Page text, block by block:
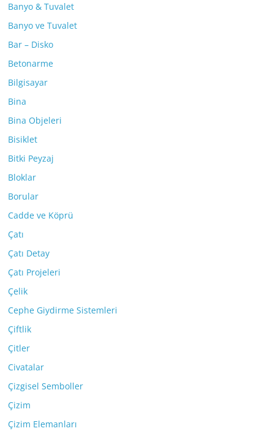
Banyo & Tuvalet
Banyo ve Tuvalet
Bar – Disko
Betonarme
Bilgisayar
Bina
Bina Objeleri
Bisiklet
Bitki Peyzaj
Bloklar
Borular
Cadde ve Köprü
Çatı
Çatı Detay
Çatı Projeleri
Çelik
Cephe Giydirme Sistemleri
Çiftlik
Çitler
Civatalar
Çizgisel Semboller
Çizim
Çizim Elemanları